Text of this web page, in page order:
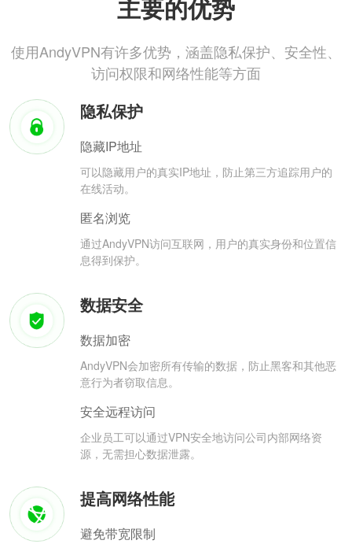
主要的优势
使用AndyVPN有许多优势，涵盖隐私保护、安全性、
访问权限和网络性能等方面
隐私保护
隐藏IP地址
可以隐藏用户的真实IP地址，防止第三方追踪用户的
在线活动。
匿名浏览
通过AndyVPN访问互联网，用户的真实身份和位置信
息得到保护。
数据安全
数据加密
AndyVPN会加密所有传输的数据，防止黑客和其他恶
意行为者窃取信息。
安全远程访问
企业员工可以通过VPN安全地访问公司内部网络资
源，无需担心数据泄露。
提高网络性能
避免带宽限制